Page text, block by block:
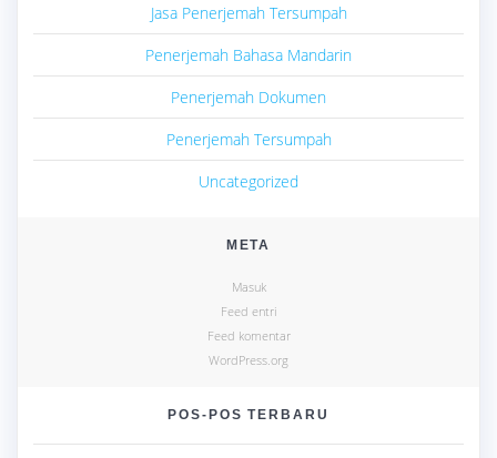
Jasa Penerjemah Tersumpah
Penerjemah Bahasa Mandarin
Penerjemah Dokumen
Penerjemah Tersumpah
Uncategorized
META
Masuk
Feed entri
Feed komentar
WordPress.org
POS-POS TERBARU